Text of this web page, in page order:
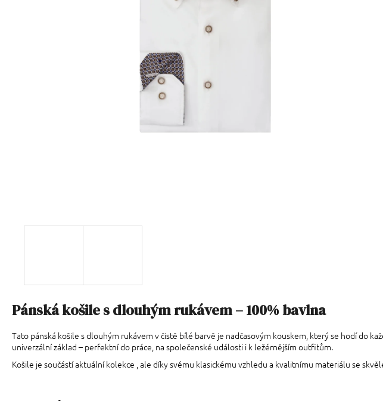
Pánská košile s dlouhým rukávem – 100% bavlna
Tato pánská košile s dlouhým rukávem v čistě bílé barvě je nadčasovým kouskem, který se hodí do
univerzální základ – perfektní do práce, na společenské události i k ležérnějším outfitům.
Košile je součástí aktuální kolekce , ale díky svému klasickému vzhledu a kvalitnímu materiálu se